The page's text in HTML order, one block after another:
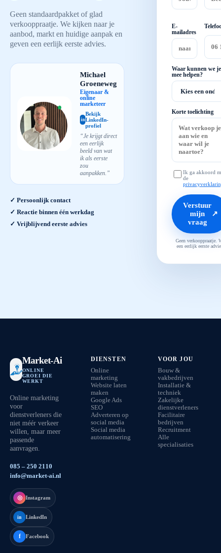
Geen standaardpakket of glad
verkooppraatje. We kijken naar je
aanbod, markt en huidige aanpak en
geven een eerlijk eerste advies.
Michael
Groeneweg
Eigenaar &
online
marketeer
in
Bekijk
LinkedIn-
profiel
“Je krijgt direct
een eerlijk
beeld van wat
ik als eerste
zou
aanpakken.”
✓ Persoonlijk contact
✓ Reactie binnen één werkdag
✓ Vrijblijvend eerste advies
E-
mailadres
Waar kunnen we je
mee helpen?
Korte toelichting
Ik ga akkoord
de
Verstuur
mijn
vraag
↗
Geen verkooppraatje.
een eerlijk eerste
Market-Ai
ONLINE
GROEI DIE
WERKT
Online marketing
voor
dienstverleners die
niet méér verkeer
willen, maar meer
passende
aanvragen.
085 – 250 2110
info@market-ai.nl
◎ Instagram
in LinkedIn
f Facebook
DIENSTEN
Online
marketing
Website laten
maken
Google Ads
SEO
Adverteren op
social media
Social media
automatisering
VOOR JOU
Bouw &
vakbedrijven
Installatie &
techniek
Zakelijke
dienstverleners
Facilitaire
bedrijven
Recruitment
Alle
specialisaties